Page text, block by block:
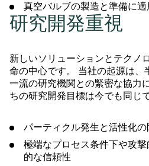
真空バルブの製造と準備に
研究開発重視
新しいソリューションとテクノ
命の中心です。 当社の起源は、
一流の研究機関との緊密な協力
ちの研究開発目標は今でも同じで
パーティクル発生と活性化の
極端なプロセス条件下や攻
的な信頼性